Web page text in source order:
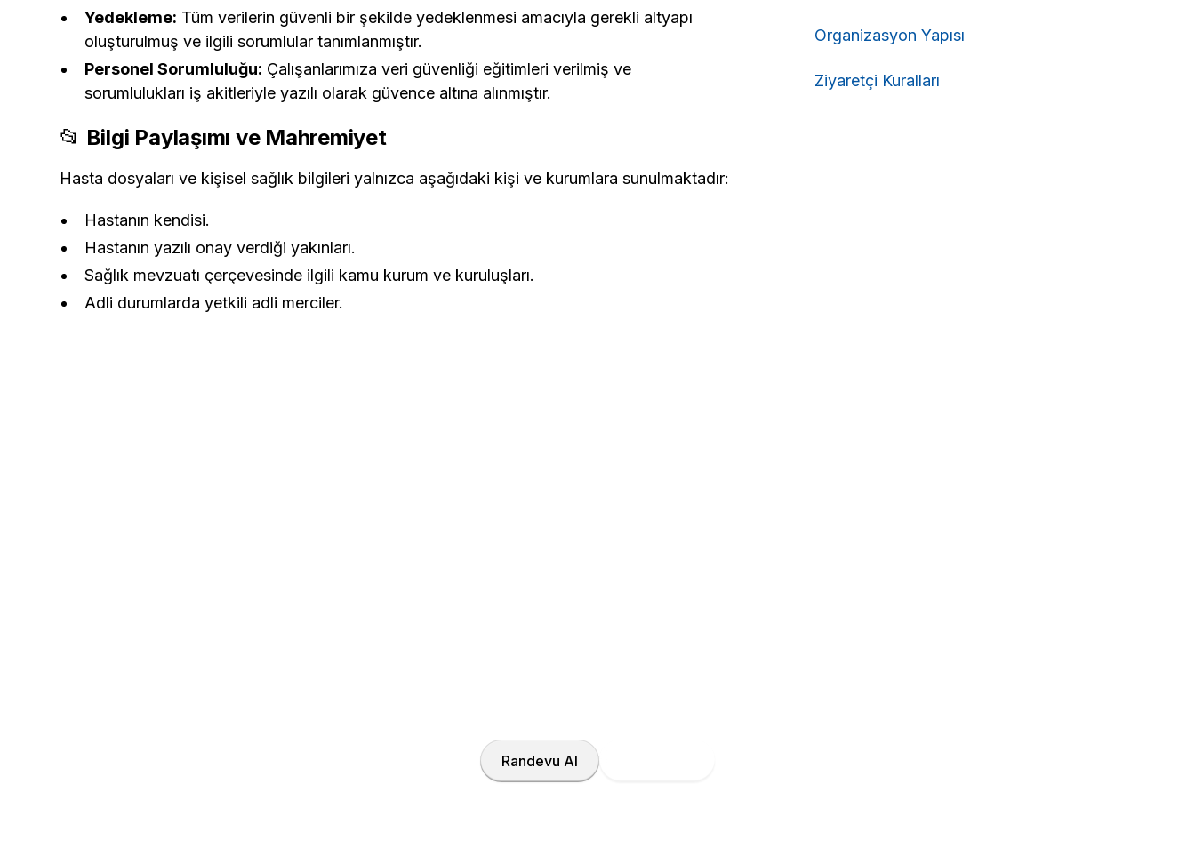
Yedekleme: Tüm verilerin güvenli bir şekilde yedeklenmesi amacıyla gerekli altyapı
oluşturulmuş ve ilgili sorumlular tanımlanmıştır.
Personel Sorumluluğu: Çalışanlarımıza veri güvenliği eğitimleri verilmiş ve
sorumlulukları iş akitleriyle yazılı olarak güvence altına alınmıştır.
📂 Bilgi Paylaşımı ve Mahremiyet
Hasta dosyaları ve kişisel sağlık bilgileri yalnızca aşağıdaki kişi ve kurumlara sunulmaktadır:
Hastanın kendisi.
Hastanın yazılı onay verdiği yakınları.
Sağlık mevzuatı çerçevesinde ilgili kamu kurum ve kuruluşları.
Adli durumlarda yetkili adli merciler.
Organizasyon Yapısı
Ziyaretçi Kuralları
Randevu Al